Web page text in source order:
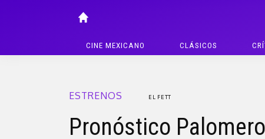
CINE MEXICANO CLÁSICOS
ESTRENOS EL FETT
Pronóstico